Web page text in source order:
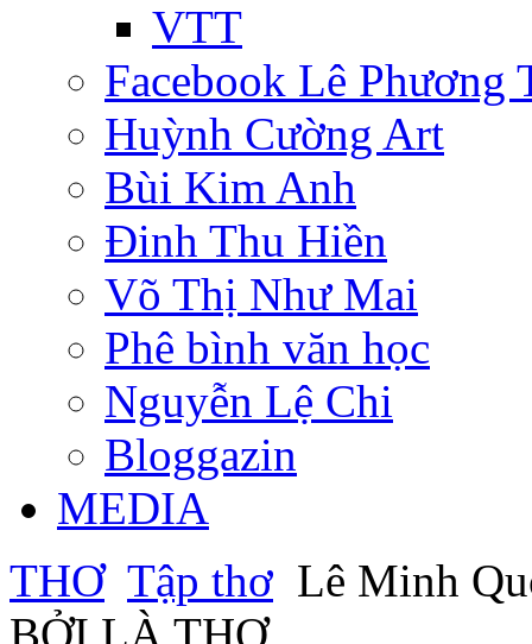
VTT
Facebook Lê Phương
Huỳnh Cường Art
Bùi Kim Anh
Đinh Thu Hiền
Võ Thị Như Mai
Phê bình văn học
Nguyễn Lệ Chi
Bloggazin
MEDIA
THƠ Tập thơ Lê Minh
BỞI LÀ THƠ